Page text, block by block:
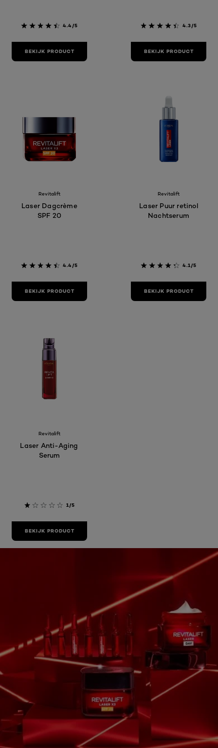
4.4/5
BEKIJK PRODUCT
4.3/5
BEKIJK PRODUCT
Revitalift
Laser Dagcrème
SPF 20
4.4/5
BEKIJK PRODUCT
Revitalift
Laser Puur retinol
Nachtserum
4.1/5
BEKIJK PRODUCT
Revitalift
Laser Anti-Aging
Serum
1/5
BEKIJK PRODUCT